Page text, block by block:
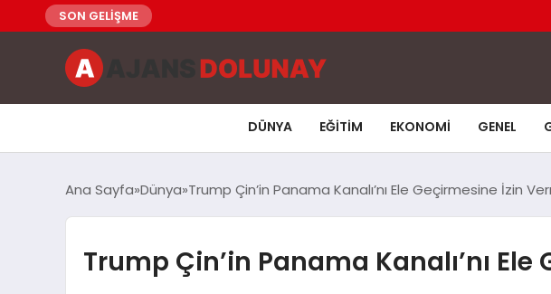
SON GELİŞME
DÜNYA EĞITIM EKONOMI GENEL
Ana Sayfa Dünya Trump Çin’in Panama Kanalı’nı Ele Geçirmesine İzin
Trump Çin’in Panama Kanalı’nı